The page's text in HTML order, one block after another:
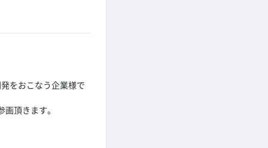
をおこなう企業様で
頂きます。